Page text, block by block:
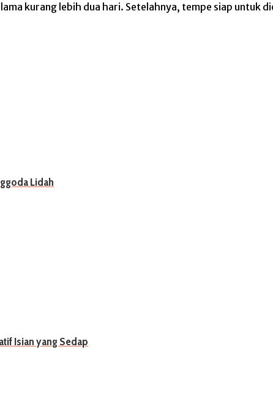
kurang lebih dua hari. Setelahnya, tempe siap untuk
Lidah
Isian yang Sedap